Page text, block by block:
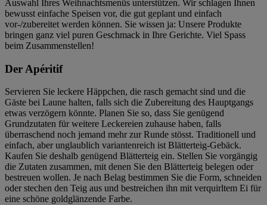
Auswahl Ihres Weihnachtsmenüs unterstützen. Wir schlagen Ihnen
bewusst einfache Speisen vor, die gut geplant und einfach
vor-/zubereitet werden können. Sie wissen ja: Unsere Produkte
bringen ganz viel puren Geschmack in Ihre Gerichte. Viel Spass
beim Zusammenstellen!
Der Apéritif
Servieren Sie leckere Häppchen, die rasch gemacht sind und die
Gäste bei Laune halten, falls sich die Zubereitung des Hauptgangs
etwas verzögern könnte. Planen Sie so, dass Sie genügend
Grundzutaten für weitere Leckereien zuhause haben, falls
überraschend noch jemand mehr zur Runde stösst. Traditionell und
einfach, aber unglaublich variantenreich ist Blätterteig-Gebäck.
Kaufen Sie deshalb genügend Blätterteig ein. Stellen Sie vorgängig
die Zutaten zusammen, mit denen Sie den Blätterteig belegen oder
bestreuen wollen. Je nach Belag bestimmen Sie die Form, schneiden
oder stechen den Teig aus und bestreichen ihn mit verquirltem Ei für
eine schöne goldglänzende Farbe.